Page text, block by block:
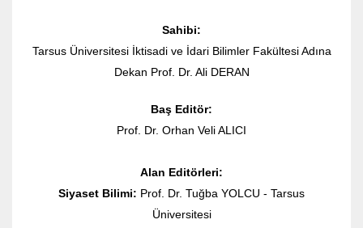
Sahibi:
Tarsus Üniversitesi İktisadi ve İdari Bilimler Fakültesi Adına
Dekan Prof. Dr. Ali DERAN
Baş Editör:
Prof. Dr. Orhan Veli ALICI
Alan Editörleri:
Siyaset Bilimi: Prof . Dr. Tuğba YOLCU - Tarsus
Üniversitesi